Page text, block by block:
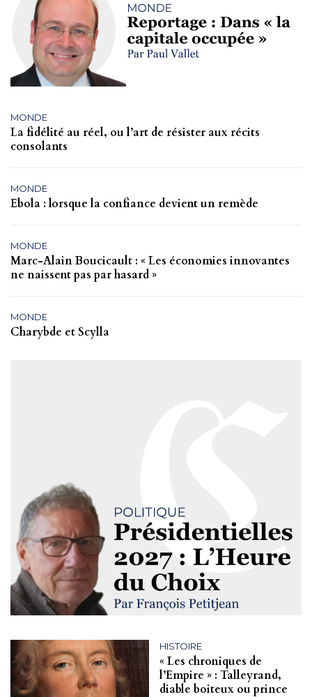
MONDE
La fidélité au réel, ou l’art de résister aux récits
consolants
MONDE
Ebola : lorsque la confiance devient un remède
MONDE
Marc-Alain Boucicault : « Les économies innovantes
ne naissent pas par hasard »
MONDE
Charybde et Scylla
HISTOIRE
« Les chroniques de
l’Empire » : Talleyrand,
diable boiteux ou prince